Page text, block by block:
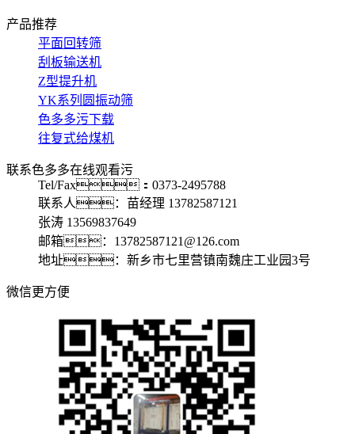
产品推荐
平面回转筛
刮板输送机
Z型提升机
YK系列圆振动筛
色多多污下载
往复式给煤机
联系色多多在线观看污
Tel/Fax：0373-2495788
联系人：苗经理 13782587121
张涛 13569837649
邮箱：13782587121@126.com
地址：新乡市七里营镇南魏庄工业园3号
微信更方便